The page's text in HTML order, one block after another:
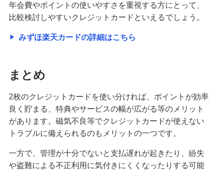
年会費やポイントの使いやすさを重視する方にとって、
比較検討しやすいクレジットカードといえるでしょう。
みずほ楽天カードの詳細はこちら
まとめ
2枚のクレジットカードを使い分ければ、ポイントが効率
良く貯まる、特典やサービスの幅が広がる等のメリット
があります。磁気不良等でクレジットカードが使えない
トラブルに備えられるのもメリットの一つです。
一方で、管理が十分でないと支払遅れが起きたり、紛失
や盗難による不正利用に気付きにくくなったりする可能